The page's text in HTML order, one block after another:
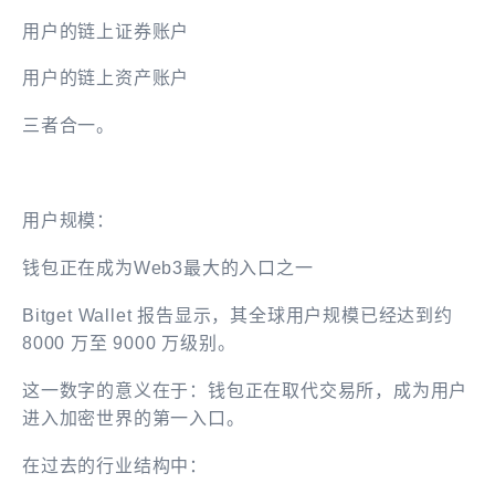
用户的链上证券账户
用户的链上资产账户
三者合一。
用户规模：
钱包正在成为Web3最大的入口之一
Bitget Wallet 报告显示，其全球用户规模已经达到约
8000 万至 9000 万级别。
这一数字的意义在于：钱包正在取代交易所，成为用户
进入加密世界的第一入口。
在过去的行业结构中：